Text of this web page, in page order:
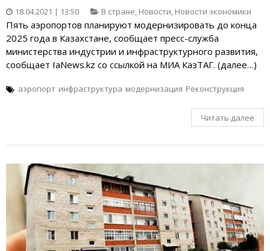
18.04.2021 | 13:50 В стране, Новости, Новости экономики
Пять аэропортов планируют модернизировать до конца
2025 года в Казахстане, сообщает пресс-служба
министерства индустрии и инфраструктурного развития,
сообщает IaNews.kz со ссылкой на МИА КазТАГ. (далее…)
аэропорт инфраструктура модернизация Реконструкция
Читать далее